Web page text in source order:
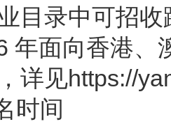
目录中可招
年面向香港、
详见https://
时间